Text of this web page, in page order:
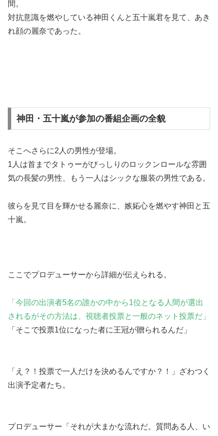
間。
対抗意識を燃やしている神田くんと五十嵐君を見て、あき
れ顔の麗奈であった。
神田・五十嵐が参加の番組企画の全貌
そこへさらに2人の男性が登場。
1人は首までタトゥーがびっしりのロックンロールな雰囲
気の長髪の男性、もう一人はシックな服装の男性である。
彼らを見て目を輝かせる麗奈に、嫉妬心を燃やす神田と五
十嵐。
ここでプロデューサーから詳細が伝えられる。
「今回の出演者5名の誰かの中から1位となる人間が選出
されるがその方法は、視聴者投票と一般のネット投票だ」
「そこで投票1位になった者に王冠が贈られるんだ」
「え？！投票で一人だけを決めるんですか？！」ざわつく
出演予定者たち。
プロデューサー「それが大まかな流れだ。質問ある人、い